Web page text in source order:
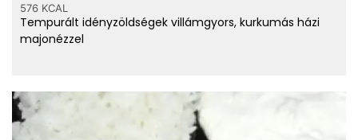
576 KCAL
Tempurált idényzöldségek villámgyors, kurkumás házi
majonézzel